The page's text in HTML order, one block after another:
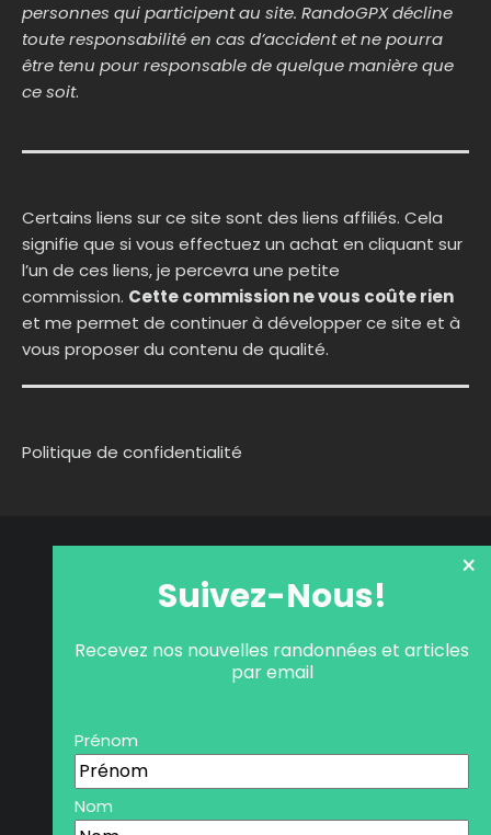
personnes qui participent au site. RandoGPX décline
toute responsabilité en cas d’accident et ne pourra
être tenu pour responsable de quelque manière que
ce soit.
Certains liens sur ce site sont des liens affiliés. Cela
signifie que si vous effectuez un achat en cliquant sur
l’un de ces liens, je percevra une petite
commission. Cette commission ne vous coûte rien
et me permet de continuer à développer ce site et à
vous proposer du contenu de qualité.
Politique de confidentialité
Suivez-Nous!
Recevez nos nouvelles randonnées et articles
par email
Prénom
Nom
×